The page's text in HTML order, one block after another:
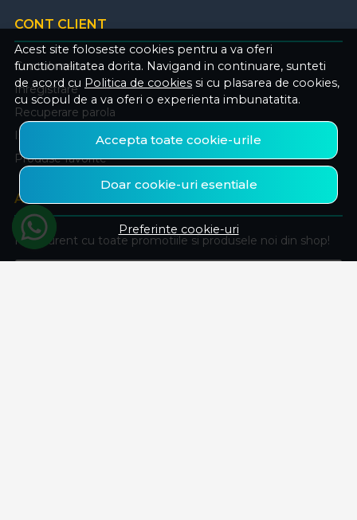
Acest site foloseste cookies pentru a va oferi
functionalitatea dorita. Navigand in continuare, sunteti
de acord cu Politica de cookies si cu plasarea de cookies,
cu scopul de a va oferi o experienta imbunatatita.
Accepta toate cookie-urile
Doar cookie-uri esentiale
Preferinte cookie-uri
CONT CLIENT
Contul meu
Inregistrare
Recuperare parola
Istoric comenzi
Produse favorite
ABONEAZA-TE LA NEWSLETTER
Fii la curent cu toate promotiile si produsele noi din shop!